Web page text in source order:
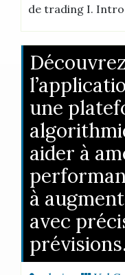
de trading I.
une
aider à
à
avec
prévisions.